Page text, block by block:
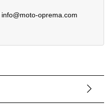
info@moto-oprema.com